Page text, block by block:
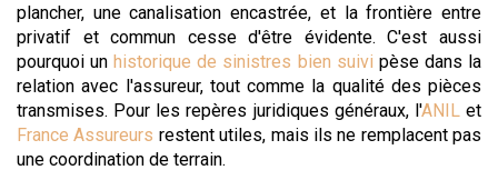
plancher, une canalisation encastrée, et la frontière entre
privatif et commun cesse d'être évidente. C'est aussi
pourquoi unhistorique de sinistres bien suivi pèse dans la
relation avec l'assureur, tout comme la qualité des pièces
transmises. Pour les repères juridiques généraux, l'ANILet
France Assureurs restent utiles, mais ils ne remplacent pas
une coordination de terrain.